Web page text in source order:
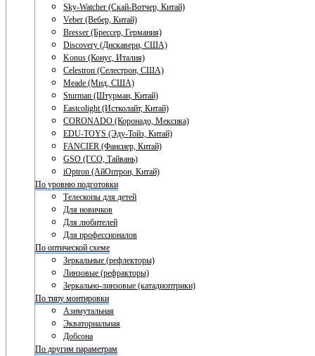
Sky-Watcher (Скай-Вотчер, Китай)
Veber (Вебер, Китай)
Bresser (Брессер, Германия)
Discovery (Дискавери, США)
Konus (Конус, Италия)
Celestron (Селестрон, США)
Meade (Мид, США)
Sturman (Штурман, Китай)
Eastcolight (Истколайт, Китай)
CORONADO (Коронадо, Мексика)
EDU-TOYS (Эду-Тойз, Китай)
FANCIER (Фансиер, Китай)
GSO (ГСО, Тайвань)
iOptron (АйОптрон, Китай)
По уровню подготовки
Телескопы для детей
Для новичков
Для любителей
Для профессионалов
По оптической схеме
Зеркальные (рефлекторы)
Линзовые (рефракторы)
Зеркально-линзовые (катадиоптрики)
По типу монтировки
Азимутальная
Экваториальная
Добсона
По другим параметрам